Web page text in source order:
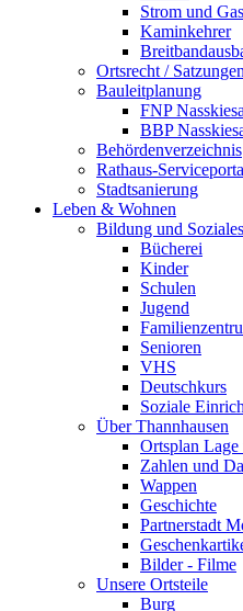
Strom und Gas
Kaminkehrer
Ortsrecht / Satzungen
Bauleitplanung
FNP
BBP
Behördenverzeichnis
Rathaus-
Stadtsanierung
Leben & Wohnen
Bildung und Soziales
Bücherei
Kinder
Schulen
Jugend
Senioren
VHS
Deutschkurs
Soziale
Über Thannhausen
Ortsplan
Zahlen und
Wappen
Geschichte
Partnerstadt
Bilder - Filme
Unsere Ortsteile
Burg